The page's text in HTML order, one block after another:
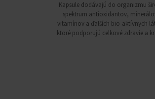
Kapsule dodávajú do organizmu
spektrum antioxidantov,
vitamínov a ďalších bio-aktívnych
ktoré podporujú celkové zdravie a